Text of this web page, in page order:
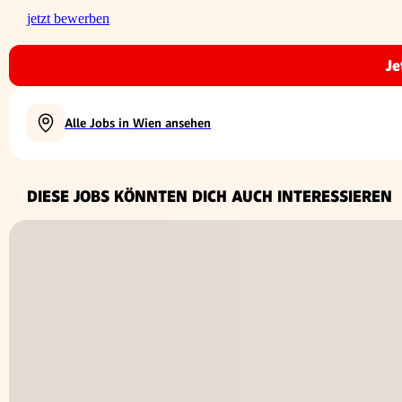
jetzt bewerben
Alle Jobs in Wien ansehen
DIESE JOBS KÖNNTEN DICH AUCH INTERESSIEREN